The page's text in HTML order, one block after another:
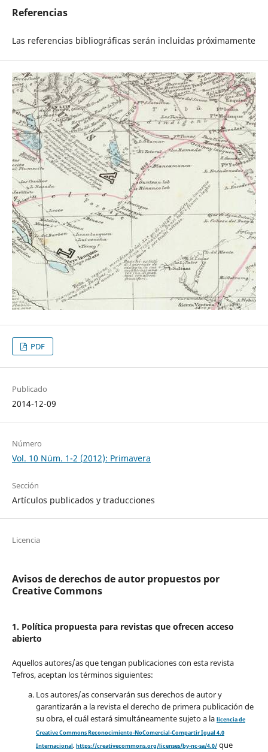
Referencias
Las referencias bibliográficas serán incluidas próximamente
PDF
Publicado
2014-12-09
Número
Vol. 10 Núm. 1-2 (2012): Primavera
Sección
Artículos publicados y traducciones
Licencia
Avisos de derechos de autor propuestos por
Creative Commons
1. Política propuesta para revistas que ofrecen acceso
abierto
Aquellos autores/as que tengan publicaciones con esta revista
Tefros, aceptan los términos siguientes:
Los autores/as conservarán sus derechos de autor y
garantizarán a la revista el derecho de primera publicación de
su obra, el cuál estará simultáneamente sujeto a la licencia de
Creative Commons Reconocimiento-NoComercial-Compartir Igual 4.0
Internacional. https://creativecommons.org/licenses/by-nc-sa/4.0/que